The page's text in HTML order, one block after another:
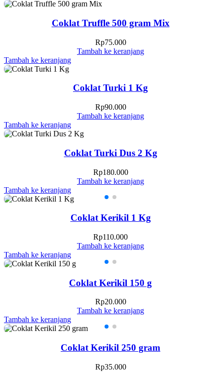
Coklat Truffle 500 gram Mix
Rp75.000
Tambah ke keranjang
Tambah ke keranjang
Coklat Turki 1 Kg
Rp90.000
Tambah ke keranjang
Tambah ke keranjang
Coklat Turki Dus 2 Kg
Rp180.000
Tambah ke keranjang
Tambah ke keranjang
Coklat Kerikil 1 Kg
Rp110.000
Tambah ke keranjang
Tambah ke keranjang
Coklat Kerikil 150 g
Rp20.000
Tambah ke keranjang
Tambah ke keranjang
Coklat Kerikil 250 gram
Rp35.000